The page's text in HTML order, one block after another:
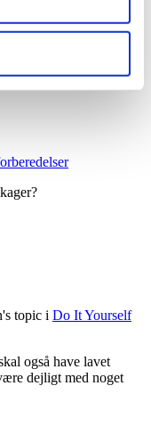
snige os op på
og her synes
topic i Do It Yourself
også have lavet
dejligt med noget